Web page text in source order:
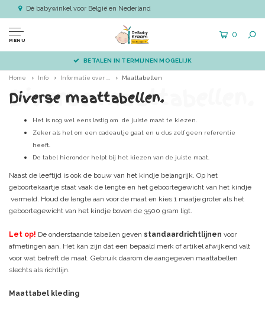
Dé babywinkel voor België en Nederland
MENU
0
BETALEN IN TERMIJNEN MOGELIJK
Home Info Informatie over ... Maattabellen
Diverse maattabellen.
Diverse maattabellen.
Het is nog wel eens lastig om de juiste maat te kiezen.
Zeker als het om een cadeautje gaat en u dus zelf geen referentie
heeft.
De tabel hieronder helpt bij het kiezen van de juiste maat.
Naast de leeftijd is ook de bouw van het kindje belangrijk. Op het
geboortekaartje staat vaak de lengte en het geboortegewicht van het kindje
vermeld. Houd de lengte aan voor de maat en kies 1 maatje groter als het
geboortegewicht van het kindje boven de 3500 gram ligt.
Let op! De onderstaande tabellen geven standaardrichtlijnen voor
afmetingen aan. Het kan zijn dat een bepaald merk of artikel afwijkend valt
voor wat betreft de maat. Gebruik daarom de aangegeven maattabellen
slechts als richtlijn.
Maattabel kleding